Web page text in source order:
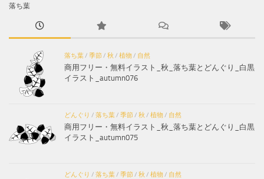
落ち葉
落ち葉 / 季節 / 秋 / 植物 / 自然
商用フリー・無料イラスト_秋_落ち葉とどんぐり_白黒
イラスト_autumn076
どんぐり / 落ち葉 / 季節 / 秋 / 植物 / 自然
商用フリー・無料イラスト_秋_落ち葉とどんぐり_白黒
イラスト_autumn075
どんぐり / 落ち葉 / 季節 / 秋 / 植物 / 自然